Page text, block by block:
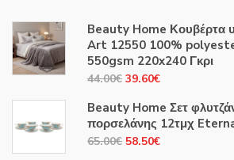
Beauty Home Κουβέρτα
Art 12550 100%
550gsm 220x240 Γκρι
44.00€ Original
was:
44.00€.
39.60€Η
τιμή
είναι:
Beauty Home Σετ
πορσελάνης 12τμχ
65.00€ Original
58.50€Η